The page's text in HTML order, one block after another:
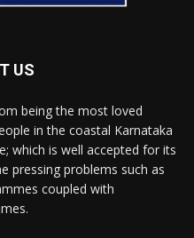
US
being the most loved
in the coastal Karnataka
which is well accepted for its
pressing problems such as
coupled with